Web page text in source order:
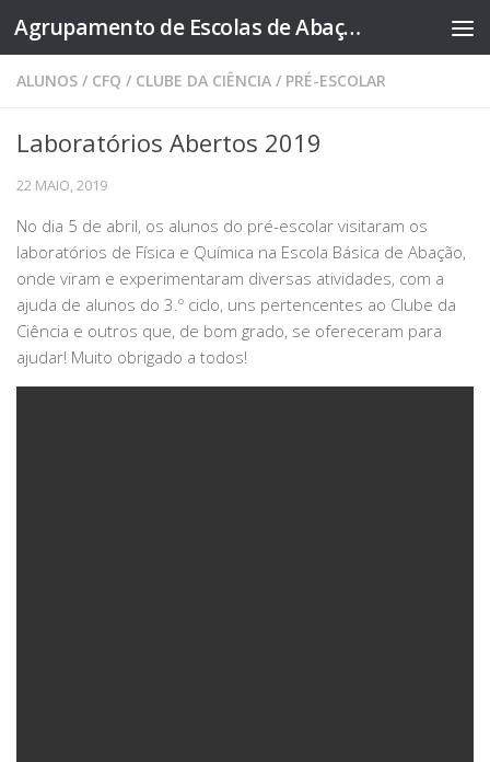
Skip to content Agrupamento de Escolas de Abação
ALUNOS / CFQ / CLUBE DA CIÊNCIA / PRÉ-ESCOLAR
Laboratórios Abertos 2019
22 MAIO, 2019
No dia 5 de abril, os alunos do pré-escolar visitaram os
laboratórios de Física e Química na Escola Básica de Abação,
onde viram e experimentaram diversas atividades, com a
ajuda de alunos do 3.º ciclo, uns pertencentes ao Clube da
Ciência e outros que, de bom grado, se ofereceram para
ajudar! Muito obrigado a todos!